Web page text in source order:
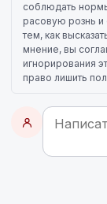
соблюдать
расовую рознь и
тем, как
мнение, вы
игнорирования
право лишить